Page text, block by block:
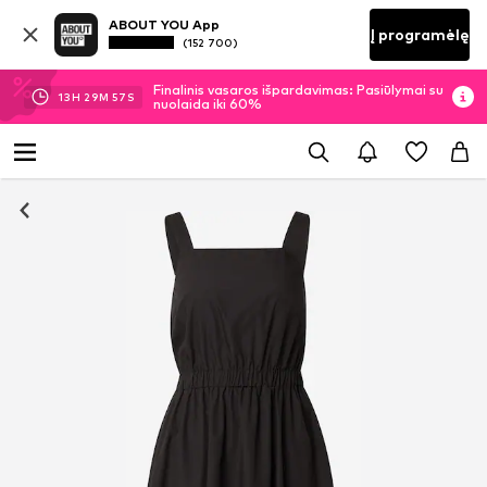
ABOUT YOU App
(152 700) Į programėlę
13H 29M 57 S
Finalinis vasaros išpardavimas: Pasiūlymai su
nuolaida iki 60%